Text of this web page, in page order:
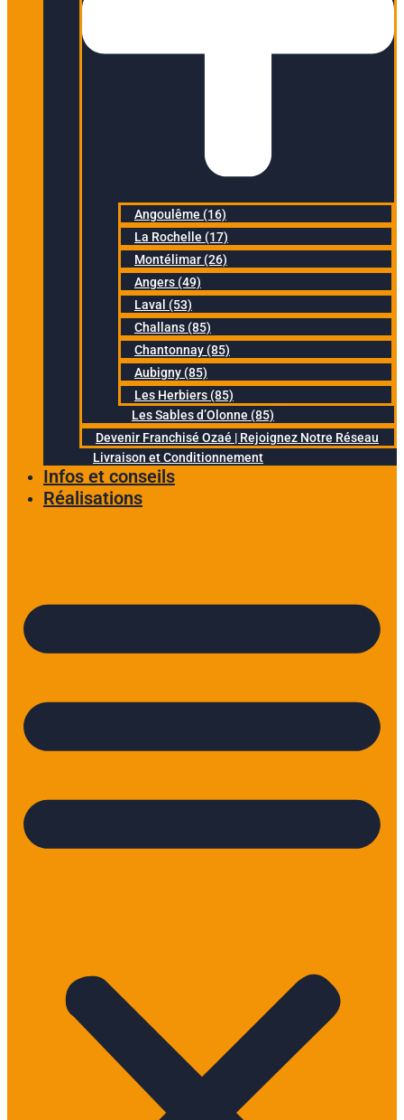
Angoulême (16)
La Rochelle (17)
Montélimar (26)
Angers (49)
Laval (53)
Challans (85)
Chantonnay (85)
Aubigny (85)
Les Herbiers (85)
Les Sables d’Olonne (85)
Devenir Franchisé Ozaé | Rejoignez Notre Réseau
Livraison et Conditionnement
Infos et conseils
Réalisations